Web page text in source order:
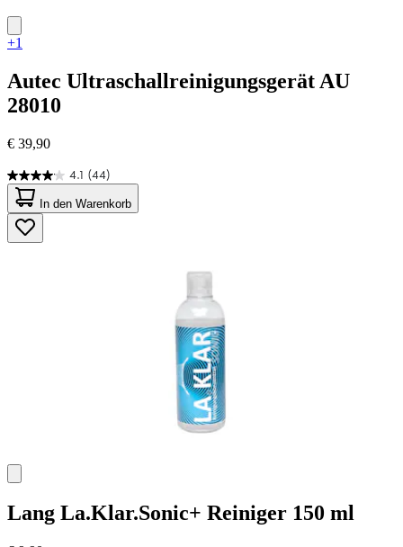
+1
Autec Ultraschallreinigungsgerät AU
28010
€ 39,90
4.1 (44)
4.1
von
5
Sternen.
44
In den Warenkorb
Lang La.Klar.Sonic+ Reiniger 150 ml